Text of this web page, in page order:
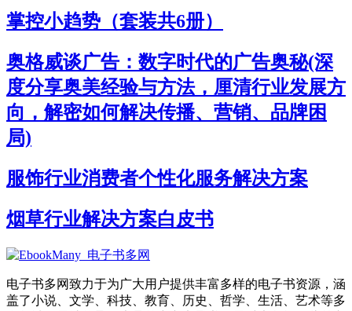
掌控小趋势（套装共6册）
奥格威谈广告：数字时代的广告奥秘(深
度分享奥美经验与方法，厘清行业发展方
向，解密如何解决传播、营销、品牌困
局)
服饰行业消费者个性化服务解决方案
烟草行业解决方案白皮书
电子书多网致力于为广大用户提供丰富多样的电子书资源，涵
盖了小说、文学、科技、教育、历史、哲学、生活、艺术等多